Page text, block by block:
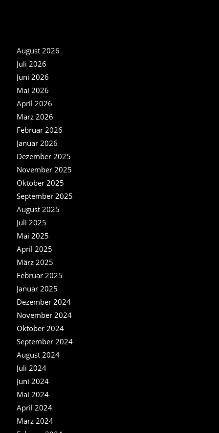
August 2026
Juli 2026
Juni 2026
Mai 2026
April 2026
März 2026
Februar 2026
Januar 2026
Dezember 2025
November 2025
Oktober 2025
September 2025
August 2025
Juli 2025
Mai 2025
April 2025
März 2025
Februar 2025
Januar 2025
Dezember 2024
November 2024
Oktober 2024
September 2024
August 2024
Juli 2024
Juni 2024
Mai 2024
April 2024
März 2024